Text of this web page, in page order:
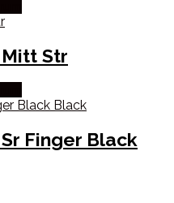
Str
Finger Black